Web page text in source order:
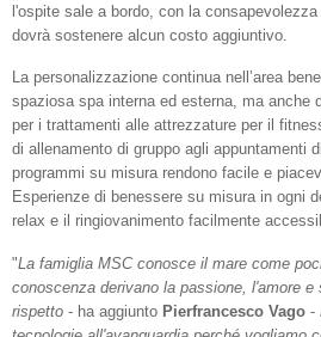
l'ospite sale a bordo, con la
dovrà sostenere alcun costo aggiuntivo.
La personalizzazione continua nell’area
spaziosa spa interna ed esterna, ma anche
per i trattamenti alle attrezzature per il
di allenamento di gruppo agli appuntamenti
programmi su misura rendono facile e
Esperienze di benessere su misura in ogni
relax e il ringiovanimento facilmente
"La famiglia MSC conosce il mare come
conoscenza derivano la passione, l'amore e
rispetto - ha aggiunto Pierfrancesco Vago -